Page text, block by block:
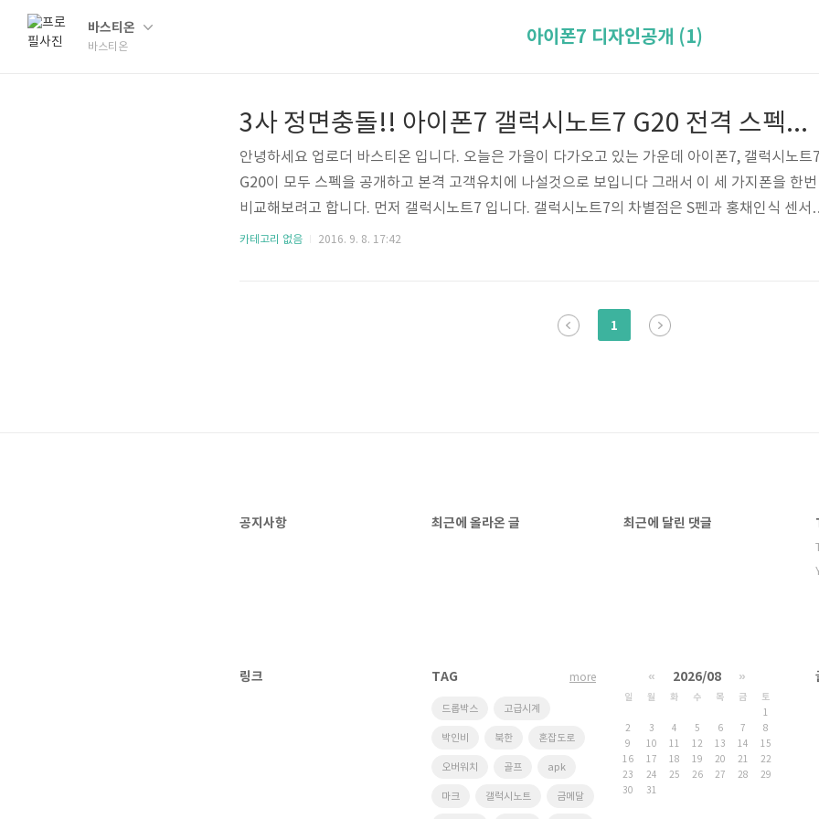
바스티온
바스티온 아이폰7 디자인공개 (1)
3사 정면충돌!! 아이폰7 갤럭시노트7 G20 전격 스펙비교!!!!
안녕하세요 업로더 바스티온 입니다. 오늘은 가을이 다가오고 있는 가운데 아이폰7, 갤럭시노트
G20이 모두 스펙을 공개하고 본격 고객유치에 나설것으로 보입니다 그래서 이 세 가지폰을 한번
비교해보려고 합니다. 먼저 갤럭시노트7 입니다. 갤럭시노트7의 차별점은 S펜과 홍채인식 센서
니다. 노트 시리즈의 트레이드 마크라 할 수 있는 S펜은 스마트폰 화면에 필기하거나 그림을 그리
에 S펜을 문지르면 원하는 언어로 번역해주는 기능도 처음 도입했습니다. 홍채 정보를 등록해 모
카테고리 없음 2016. 9. 8. 17:42
1
공지사항 최근에 올라온 글 최근에 달린 댓글
링크 TAG
드롭박스 고급시계
박인비 북한 혼잡도로
오버워치 골프 apk
마크 갤럭시노트 금메달
more « 2026/08 »
일 월 화 수 목 금
토
1
2
3 4 5 6 7
8
9
10 11 12 13 14
15
16
17 18 19 20 21
22
23
24 25 26 27 28
29
30
31